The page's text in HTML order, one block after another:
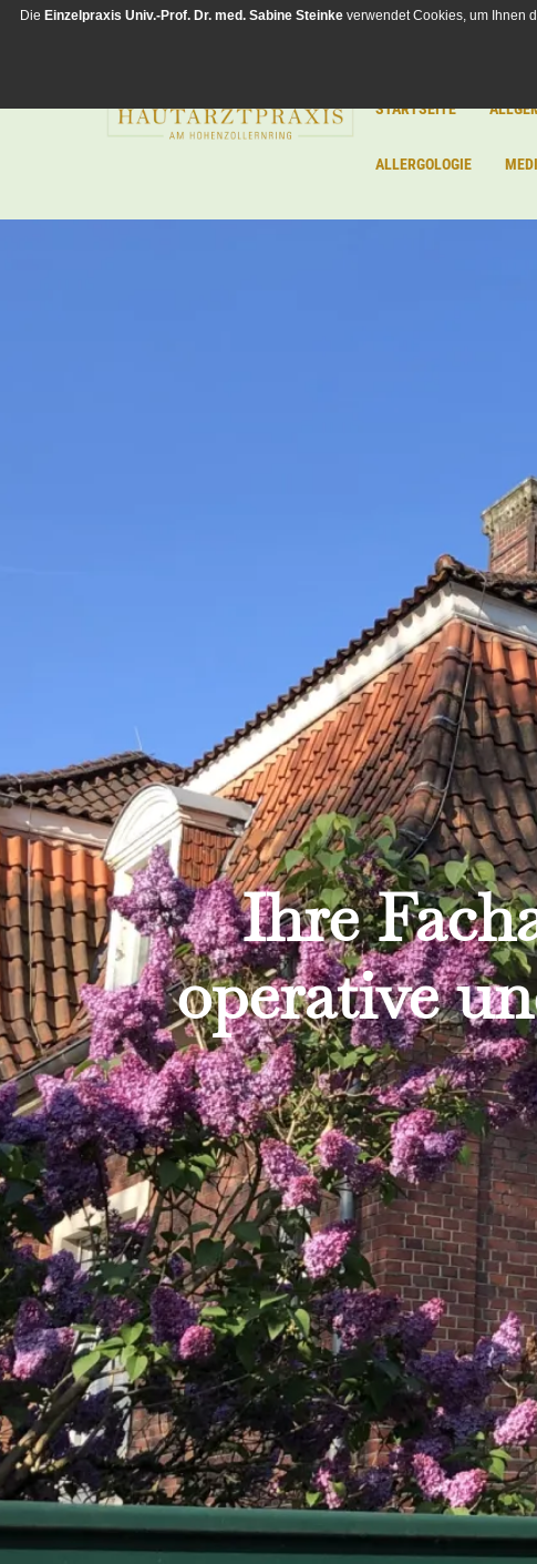
STARTSEITE
ALLERGOLOGIE
Ihre
operative
Die Einzelpraxis Univ.-Prof. Dr. med. Sabine Steinke verwendet Cookies, um Ihnen